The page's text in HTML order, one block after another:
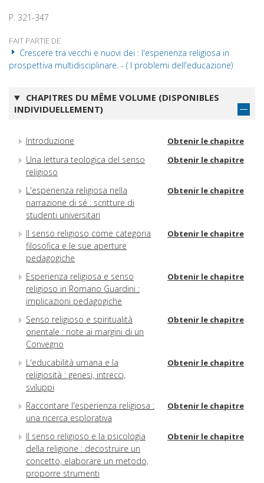
P. 321-347
FAIT PARTIE DE
Crescere tra vecchi e nuovi dei : l'esperienza religiosa in
prospettiva multidisciplinare. - ( I problemi dell'educazione)
CHAPITRES DU MÊME VOLUME (DISPONIBLES
INDIVIDUELLEMENT)
Introduzione Obtenir le chapitre
Una lettura teologica del senso
religioso
Obtenir le chapitre
L'esperienza religiosa nella
narrazione di sé : scritture di
studenti universitari
Obtenir le chapitre
Il senso religioso come categoria
filosofica e le sue aperture
pedagogiche
Obtenir le chapitre
Esperienza religiosa e senso
religioso in Romano Guardini :
implicazioni pedagogiche
Obtenir le chapitre
Senso religioso e spiritualità
orientale : note ai margini di un
Convegno
Obtenir le chapitre
L'educabilità umana e la
religiosità : genesi, intrecci,
sviluppi
Obtenir le chapitre
Raccontare l'esperienza religiosa :
una ricerca esplorativa
Obtenir le chapitre
Il senso religioso e la psicologia
della religione : decostruire un
concetto, elaborare un metodo,
proporre strumenti
Obtenir le chapitre